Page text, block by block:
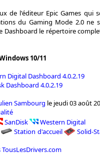
de l'éditeur Epic Games qui
du Gaming Mode 2.0 ne
Dashboard le répertoire
10/11
Digital Dashboard 4.0.2.19
Dashboard 4.0.2.19
Sambourg le jeudi 03 août
SanDisk
Western Digital
Station d'accueil Solid-
TousLesDrivers.com